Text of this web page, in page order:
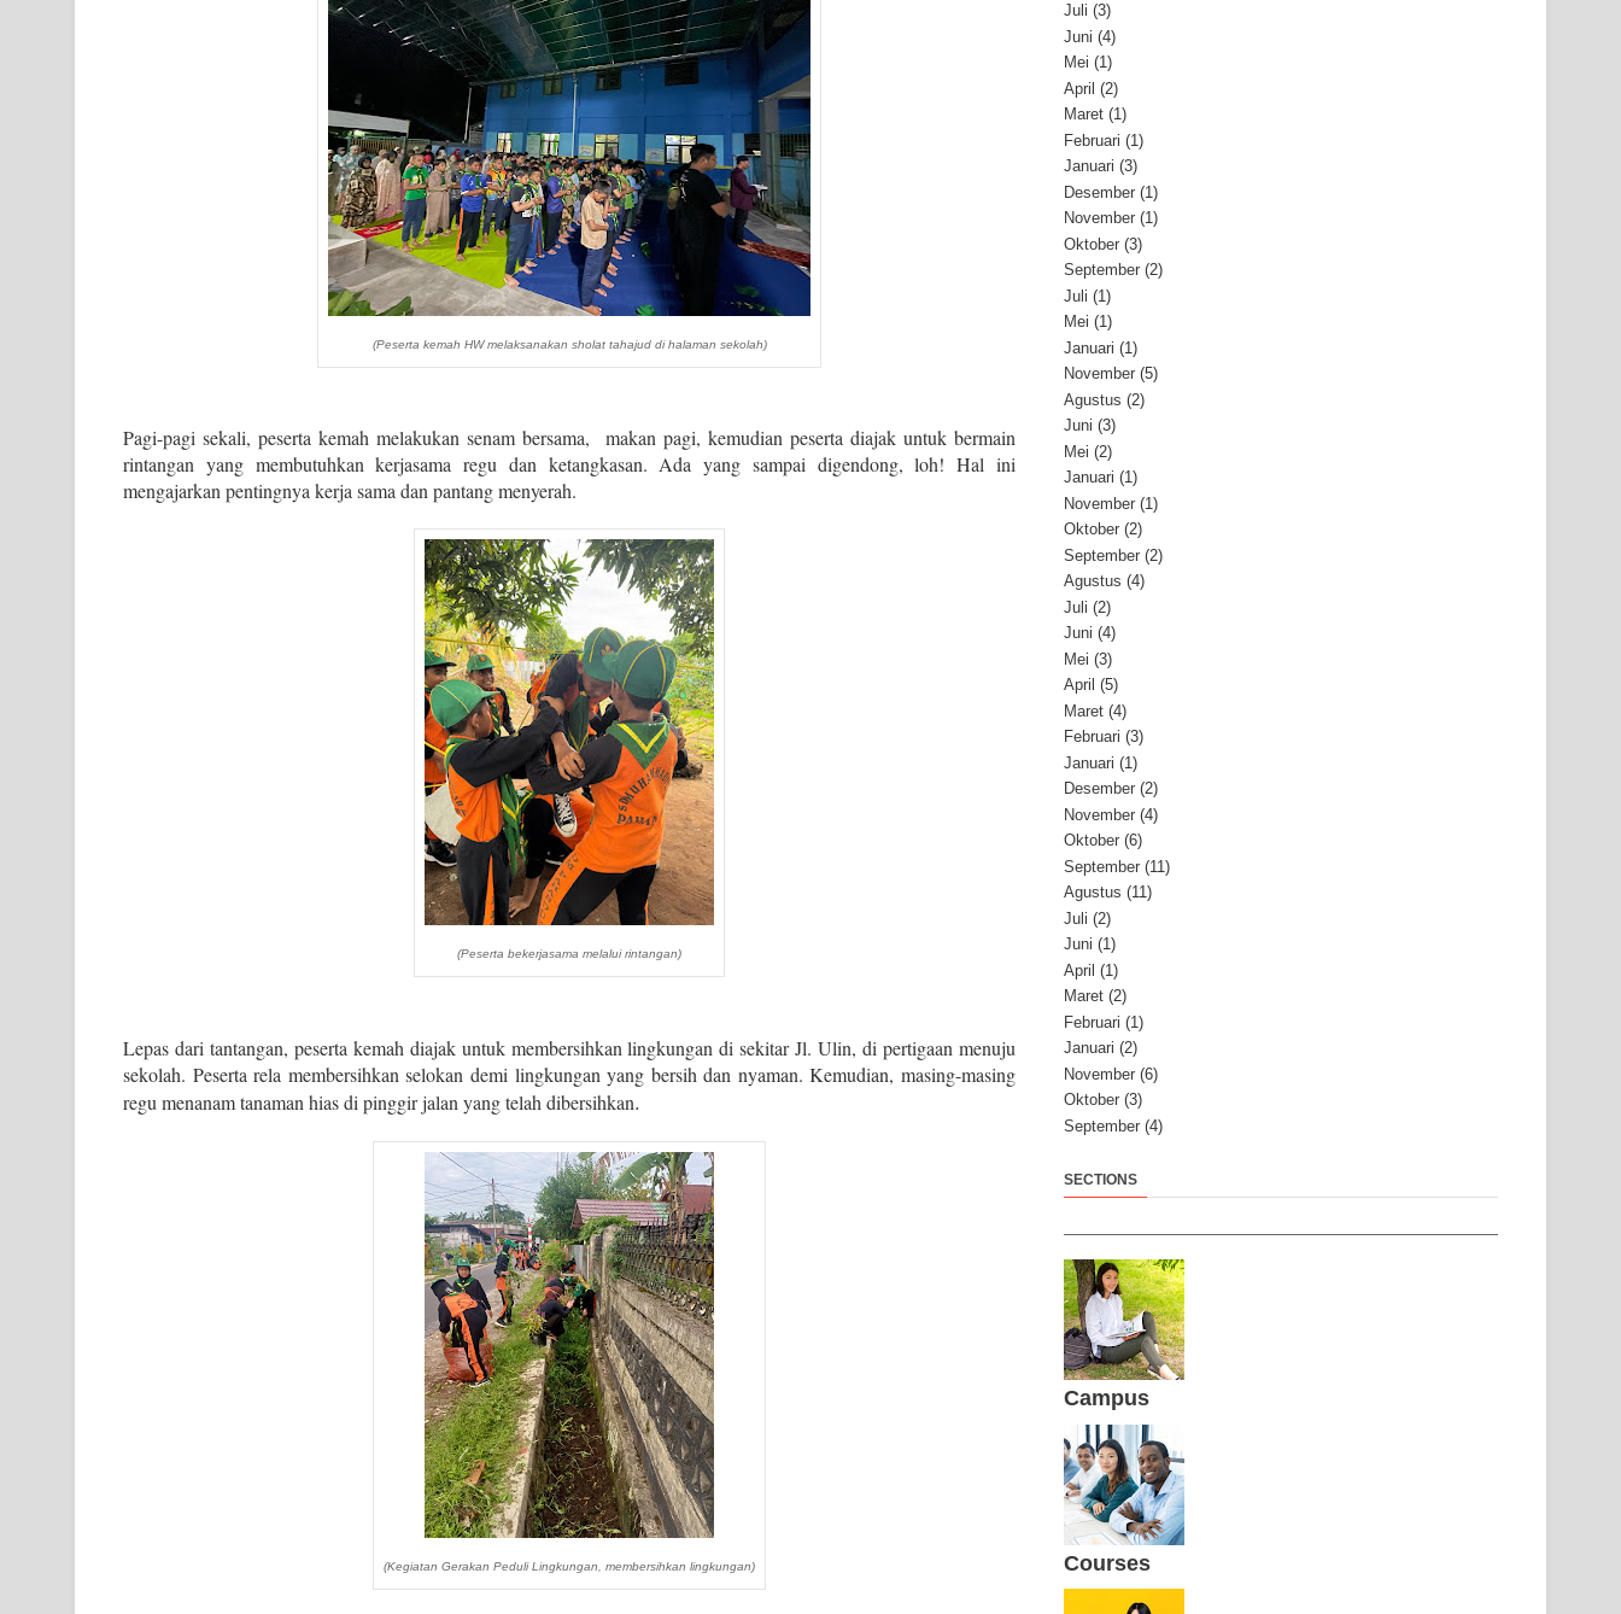
(Peserta kemah HW melaksanakan sholat tahajud di halaman sekolah)
Pagi-pagi sekali, peserta kemah melakukan senam bersama, makan pagi, kemudian peserta diajak untuk bermain
rintangan yang membutuhkan kerjasama regu dan ketangkasan. Ada yang sampai digendong, loh! Hal ini
mengajarkan pentingnya kerja sama dan pantang menyerah.
(Peserta bekerjasama melalui rintangan)
Lepas dari tantangan, peserta kemah diajak untuk membersihkan lingkungan di sekitar Jl. Ulin, di pertigaan menuju
sekolah. Peserta rela membersihkan selokan demi lingkungan yang bersih dan nyaman. Kemudian, masing-masing
regu menanam tanaman hias di pinggir jalan yang telah dibersihkan.
(Kegiatan Gerakan Peduli Lingkungan, membersihkan lingkungan)
Juli (3)
Juni (4)
Mei (1)
April (2)
Maret (1)
Februari (1)
Januari (3)
Desember (1)
November (1)
Oktober (3)
September (2)
Juli (1)
Mei (1)
Januari (1)
November (5)
Agustus (2)
Juni (3)
Mei (2)
Januari (1)
November (1)
Oktober (2)
September (2)
Agustus (4)
Juli (2)
Juni (4)
Mei (3)
April (5)
Maret (4)
Februari (3)
Januari (1)
Desember (2)
November (4)
Oktober (6)
September (11)
Agustus (11)
Juli (2)
Juni (1)
April (1)
Maret (2)
Februari (1)
Januari (2)
November (6)
Oktober (3)
September (4)
SECTIONS
Campus
Courses